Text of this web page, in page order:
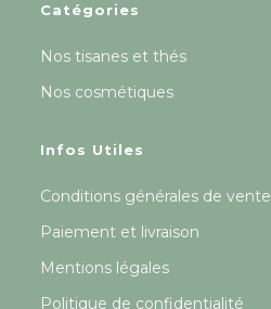
Catégories
Nos tisanes et thés
Nos cosmétiques
Infos Utiles
Conditions générales de vente
Paiement et livraison
Mentions légales
Politique de confidentialité